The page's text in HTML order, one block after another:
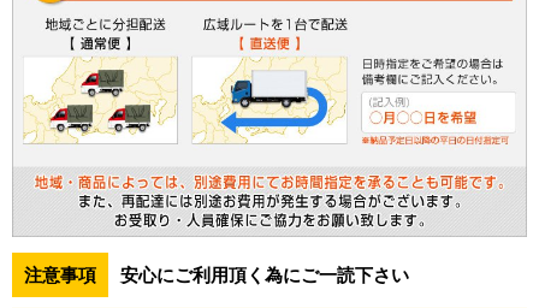
注意事項 安心にご利用頂く為にご一読下さい